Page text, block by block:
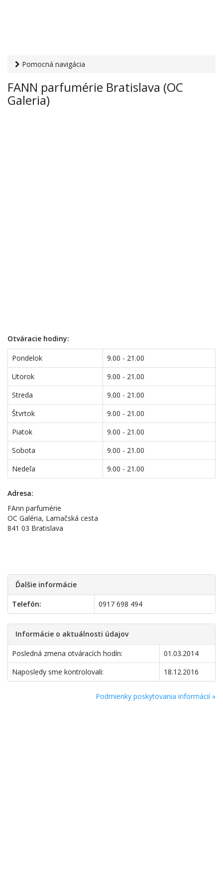
Pomocná navigácia
Bratislava (OC Galeria)
FANN parfumérie Bratislava (OC
Galeria)
Otváracie hodiny:
Pondelok
9.00 - 21.00
Utorok
9.00 - 21.00
Streda
9.00 - 21.00
Štvrtok
9.00 - 21.00
Piatok
9.00 - 21.00
Sobota
9.00 - 21.00
Nedeľa
9.00 - 21.00
Adresa:
FAnn parfumérie
OC Galéria, Lamačská cesta
841 03 Bratislava
Ďalšie informácie
Telefón: 0917 698 494
Informácie o aktuálnosti údajov
Posledná zmena otváracích hodín:
01.03.2014
Naposledy sme kontrolovali:
18.12.2016
Podmienky poskytovania informácií »